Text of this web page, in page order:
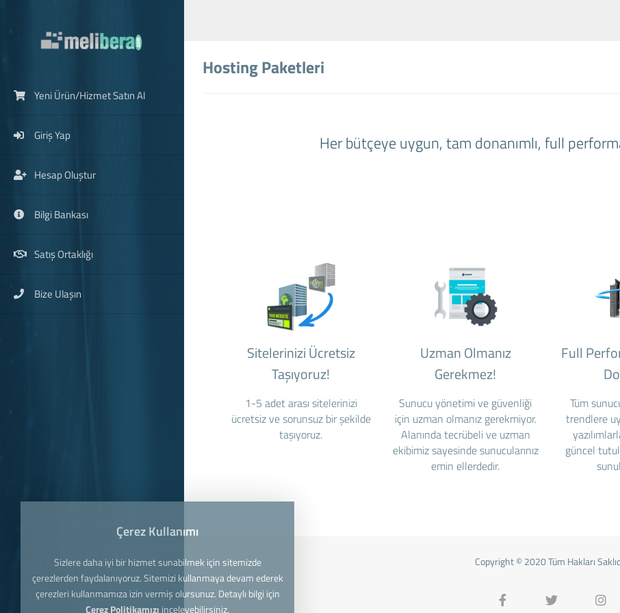
Hosting Paketleri
Her bütçeye uygun, tam donanımlı, full
Sitelerinizi Ücretsiz
Taşıyoruz!
1-5 adet arası sitelerinizi
ücretsiz ve sorunsuz bir şekilde
taşıyoruz.
Uzman Olmanız
Gerekmez!
Sunucu yönetimi ve güvenliği
için uzman olmanız gerekmiyor.
Alanında tecrübeli ve uzman
ekibimiz sayesinde sunucularınız
emin ellerdedir.
Full
Tüm
trendlere
güncel
Copyright © 2020 Tüm Hakları
Yeni Ürün/Hizmet Satın Al
Giriş Yap
Hesap Oluştur
Bilgi Bankası
Satış Ortaklığı
Bize Ulaşın
Çerez Kullanımı
Sizlere daha iyi bir hizmet sunabilmek için sitemizde
çerezlerden faydalanıyoruz. Sitemizi kullanmaya devam ederek
çerezleri kullanmamıza izin vermiş olursunuz. Detaylı bilgi için
Çerez Politikamızı inceleyebilirsiniz.